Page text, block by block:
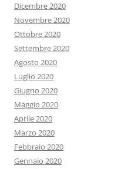
Dicembre 2020
Novembre 2020
Ottobre 2020
Settembre 2020
Agosto 2020
Luglio 2020
Giugno 2020
Maggio 2020
Aprile 2020
Marzo 2020
Febbraio 2020
Gennaio 2020